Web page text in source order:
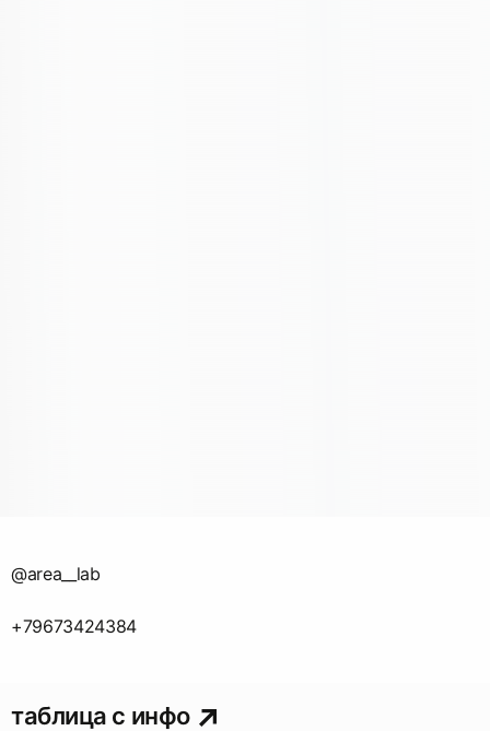
@area__lab
+79673424384
таблица с инфо